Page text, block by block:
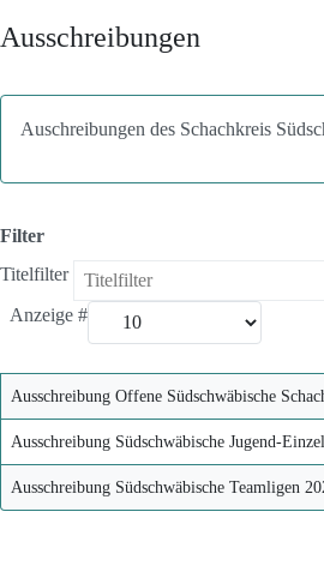
Ausschreibungen
Auschreibungen des Schachkreis
Filter
Titelfilter
Anzeige #
Ausschreibung Offene Südschwäbische
Ausschreibung Südschwäbische Jugend-
Ausschreibung Südschwäbische Teamligen